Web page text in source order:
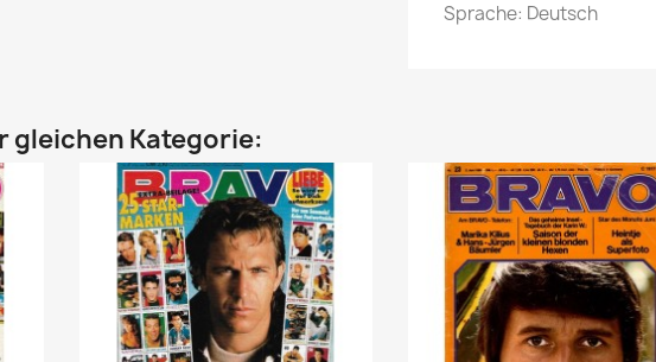
Sprache: Deutsch
gleichen Kategorie: